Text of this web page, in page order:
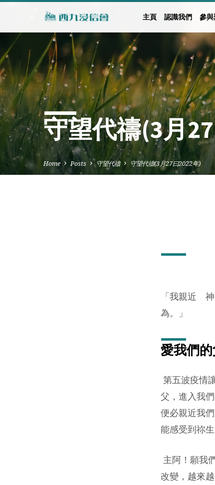
主頁 認識我們 參
守望代禱(3月
Home Posts 守望代禱 守望代禱(3月27曰2022年)
「我親近
為。」
愛我們的
第五波疫情
父，進入我
便必親近我
能感受到祢
主阿！願我
改變，越來